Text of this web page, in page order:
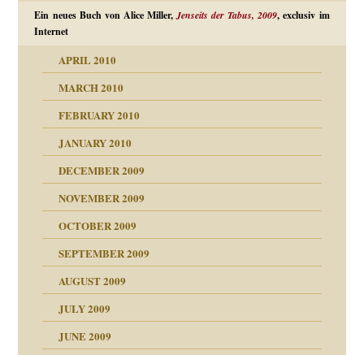
Ein neues Buch von Alice Miller,Jenseits der Tabus, 2009, exclusiv im
Internet
APRIL 2010
MARCH 2010
FEBRUARY 2010
JANUARY 2010
DECEMBER 2009
NOVEMBER 2009
OCTOBER 2009
SEPTEMBER 2009
AUGUST 2009
JULY 2009
JUNE 2009